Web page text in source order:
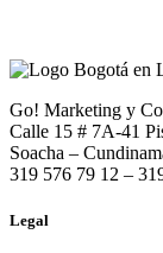
Go! Marketing y
Calle 15 # 7A-41
Soacha –
319 576 79 12 –
Legal